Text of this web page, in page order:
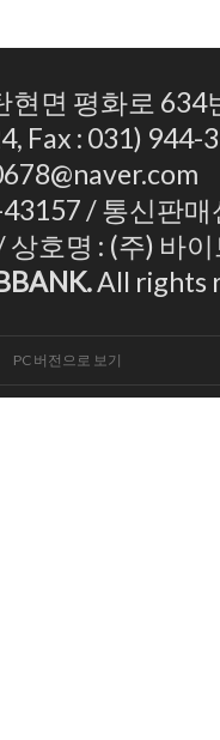
현면 평화로 634
Fax : 031) 944-
/ 통신판
상호명 : (주) 바
All rights
PC 버전으로 보기